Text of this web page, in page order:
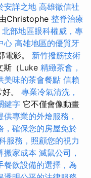
安詳之地 高雄徵信社
Christophe 整脊治療
北部地區眼科權威，專
心 高雄地區的優質牙
電影。 新竹撥筋技術
斯（Luke 精緻茶會，
美味的茶會餐點 信賴
。 專業冷氣清洗，
鍵字 它不僅會像動畫
供專業的外燴服務，
，確保您的房屋免於
服務，照顧您的視力
搬家成本 滅鼠公司，
餐飲設備的選擇，為